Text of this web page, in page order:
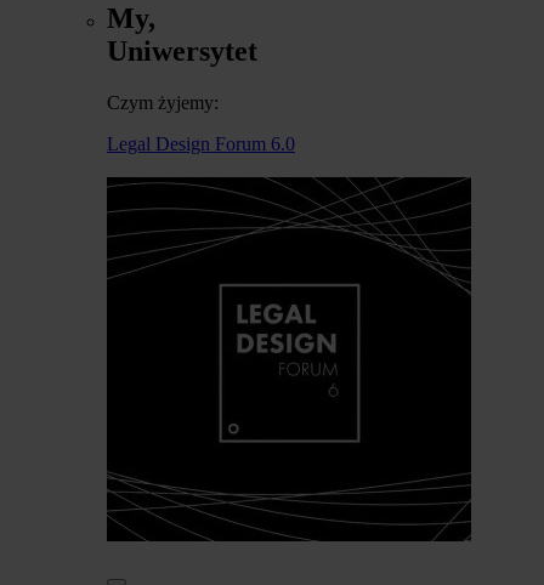
My,
Uniwersytet
Czym żyjemy:
Legal Design Forum 6.0